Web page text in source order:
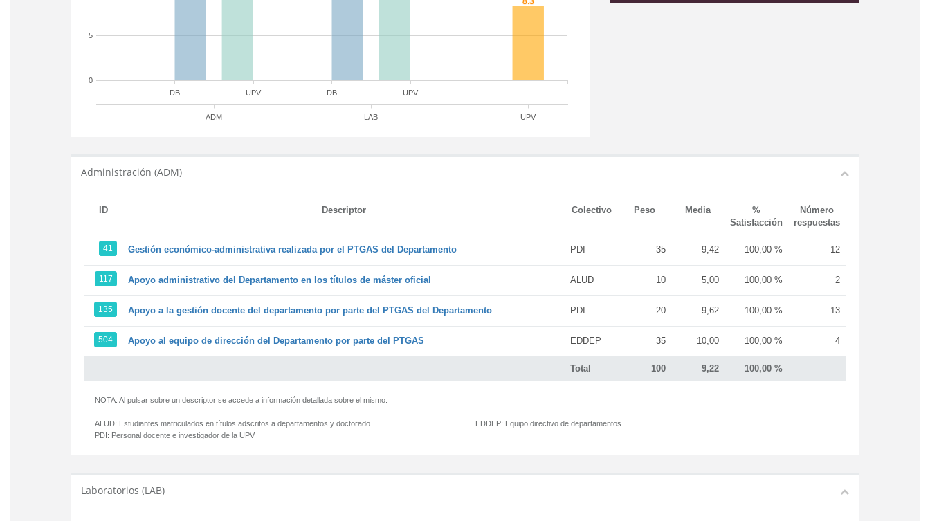
DB DB
UPV UPV
ADM LAB UPV
0
5
Administración (ADM)
ID Descriptor Colectivo Peso Media
%
Satisfacción
Número
respuestas
Total 100 9,22 100,00 %
41 Gestión económico-administrativa realizada por el PTGAS del Departamento PDI 35 9,42 100,00 % 12
117 Apoyo administrativo del Departamento en los títulos de máster oficial ALUD 10 5,00 100,00 % 2
135 Apoyo a la gestión docente del departamento por parte del PTGAS del Departamento PDI 20 9,62 100,00 % 13
504 Apoyo al equipo de dirección del Departamento por parte del PTGAS EDDEP 35 10,00 100,00 % 4
NOTA: Al pulsar sobre un descriptor se accede a información detallada sobre el mismo.
ALUD: Estudiantes matriculados en títulos adscritos a departamentos y doctorado
PDI: Personal docente e investigador de la UPV
EDDEP: Equipo directivo de departamentos
Laboratorios (LAB)